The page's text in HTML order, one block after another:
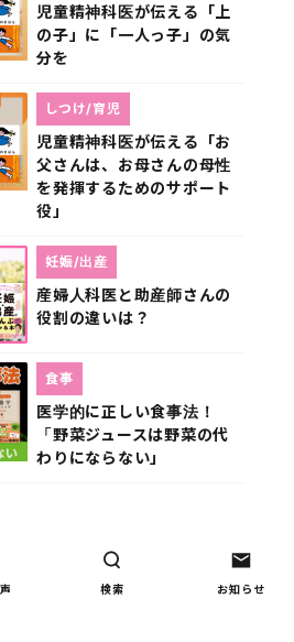
検索 お知らせ
児童精神科医が伝える「上
の子」に「一人っ子」の気
分を
児童精神科医が伝える「お
父さんは、お母さんの母性
を発揮するためのサポート
役」
しつけ/育児
産婦人科医と助産師さんの
役割の違いは？
妊娠/出産
医学的に正しい食事法！
「野菜ジュースは野菜の代
わりにならない」
食事